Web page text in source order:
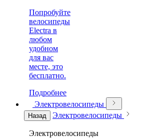
Попробуйте
велосипеды
Electra в
любом
удобном
для вас
месте, это
бесплатно.
Подробнее
Электровелосипеды
Назад Электровелосипеды
Электровелосипеды